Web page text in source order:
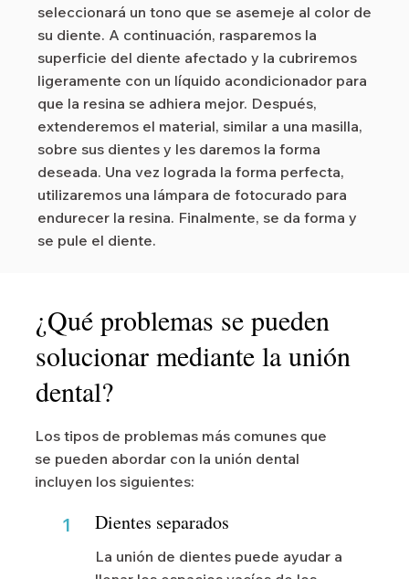
seleccionará un tono que se asemeje al color de
su diente. A continuación, rasparemos la
superficie del diente afectado y la cubriremos
ligeramente con un líquido acondicionador para
que la resina se adhiera mejor. Después,
extenderemos el material, similar a una masilla,
sobre sus dientes y les daremos la forma
deseada. Una vez lograda la forma perfecta,
utilizaremos una lámpara de fotocurado para
endurecer la resina. Finalmente, se da forma y
se pule el diente.
¿Qué problemas se pueden
solucionar mediante la unión
dental?
Los tipos de problemas más comunes que
se pueden abordar con la unión dental
incluyen los siguientes:
1 Dientes separados
La unión de dientes puede ayudar a